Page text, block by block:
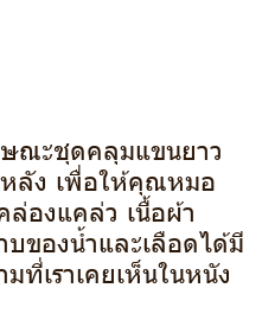
ณะชุดคลุมแขนยาว
ลัง เพื่อให้คุณหมอ
ล่องแคล่ว เนื้อผ้า
ของน้ำและเลือดได้มี
ที่เราเคยเห็นในหนัง